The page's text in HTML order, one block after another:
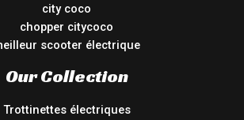
city coco
chopper citycoco
scooter électrique
Our Collection
Trottinettes électriques